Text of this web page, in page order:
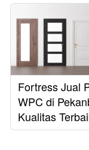
Fortress Jual
WPC di
Kualitas